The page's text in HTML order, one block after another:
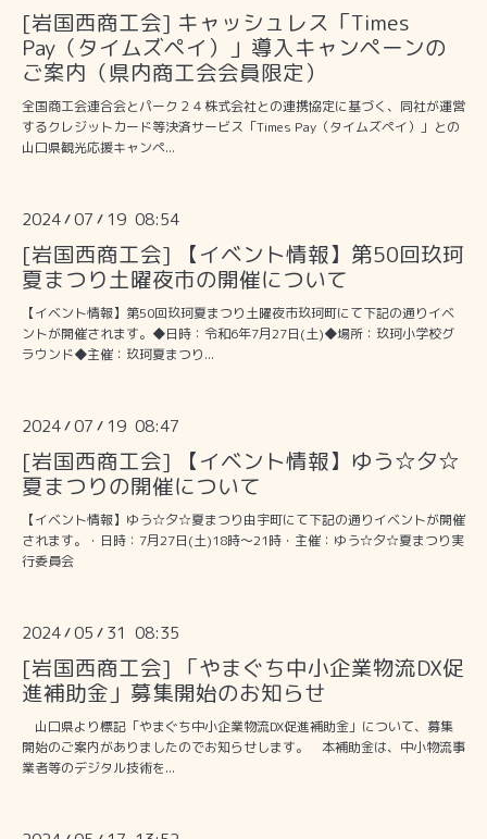
[岩国西商工会] キャッシュレス「Times
Pay（タイムズペイ）」導入キャンペーンの
ご案内（県内商工会会員限定）
全国商工会連合会とパーク２４株式会社との連携協定に基づく、同社が運営
するクレジットカード等決済サービス「Times Pay（タイムズペイ）」との
山口県観光応援キャンペ...
2024/07 / 19 08:54
[岩国西商工会] 【イベント情報】第50回玖珂
夏まつり土曜夜市の開催について
【イベント情報】第50回玖珂夏まつり土曜夜市玖珂町にて下記の通りイベ
ントが開催されます。◆日時：令和6年7月27日(土)◆場所：玖珂小学校グ
ラウンド◆主催：玖珂夏まつり...
2024/07 / 19 08:47
[岩国西商工会] 【イベント情報】ゆう☆夕☆
夏まつりの開催について
【イベント情報】ゆう☆夕☆夏まつり由宇町にて下記の通りイベントが開催
されます。・日時：7月27日(土)18時～21時・主催：ゆう☆夕☆夏まつり実
行委員会
2024/05 / 31 08:35
[岩国西商工会] 「やまぐち中小企業物流DX促
進補助金」募集開始のお知らせ
山口県より標記「やまぐち中小企業物流DX促進補助金」について、募集
開始のご案内がありましたのでお知らせします。 本補助金は、中小物流事
業者等のデジタル技術を...